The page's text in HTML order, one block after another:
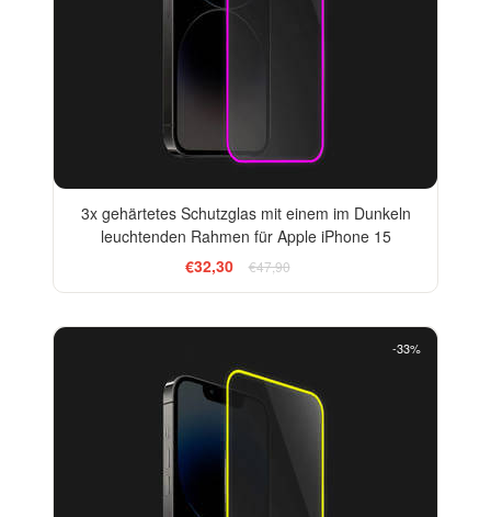
3x gehärtetes Schutzglas mit einem im Dunkeln
leuchtenden Rahmen für Apple iPhone 15
€32,30
€47,90
-33%